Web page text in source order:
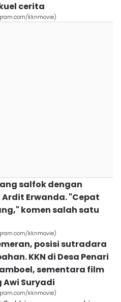
cerita
kknmovie)
salfok dengan
Erwanda. "Cepat
komen salah satu
kknmovie)
posisi sutradara
KKN di Desa Penari
sementara film
Suryadi
kknmovie)